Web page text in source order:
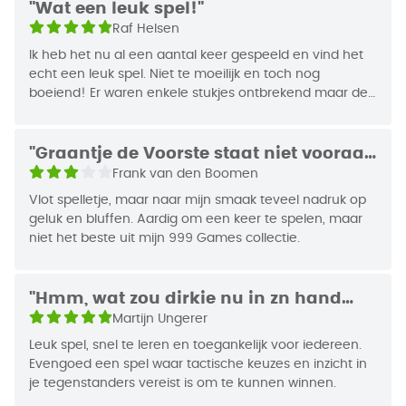
het verdelen ervan of zelfs het vechten erom. Dit
blufspelletje is eenvoudig te leren en dus leuk voor
het hele gezin!
Hoe speel je Graantje de Voorste?
legt die gedekt voor zich neer. De kleur van de
kaart bepaalt naar welk hok het pluimvee of de vos
gaat. Het getal op de kaart geeft de
puntenwaarde van het dier aan. Die is van belang
als meerdere vogels naar hetzelfde hok gaan of als
Een vogel die in zijn eentje naar een hok gaat, pikt
alle graankorrels weg. Bij meerdere vogels kunnen
die dat verdelen maar niks vindt, gooien ze
allemaal met een dobbelsteen en tellen ze het
EAN Code
Jaar van Uitgifte 2001
"Wat een leuk spel!"
Raf Helsen
Ik heb het nu al een aantal keer gespeeld en vind het
echt een leuk spel. Niet te moeilijk en toch nog
boeiend! Er waren enkele stukjes ontbrekend maar de
"Graantje de Voorste staat niet vooraan
in mijn spellenkast"
Frank van den Boomen
Vlot spelletje, maar naar mijn smaak teveel nadruk op
geluk en bluffen. Aardig om een keer te spelen, maar
niet het beste uit mijn 999 Games collectie.
"Hmm, wat zou dirkie nu in zn hand
hebben..."Martijn Ungerer
Leuk spel, snel te leren en toegankelijk voor iedereen.
Evengoed een spel waar tactische keuzes en inzicht in
je tegenstanders vereist is om te kunnen winnen.